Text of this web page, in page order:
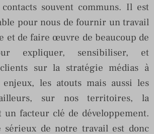
souvent communs. Il est
pour nous de fournir un travail
et de faire œuvre de beaucoup de
expliquer, sensibiliser, et
sur la stratégie médias à
les atouts mais aussi les
sur nos territoires, la
facteur clé de développement.
de notre travail est donc